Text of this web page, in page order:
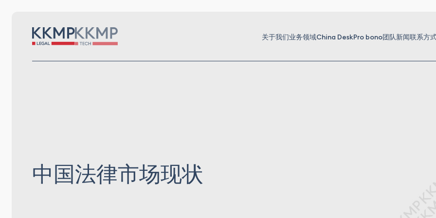
关于我们业务领域China DeskPro bono团队新闻联系方
中国法律市场现状